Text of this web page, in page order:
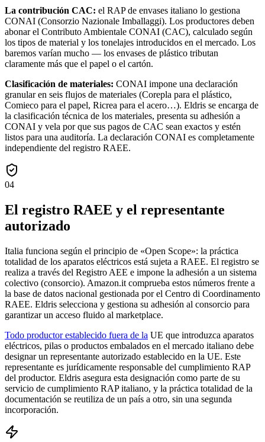
La contribución CAC: el RAP de envases italiano lo gestiona
CONAI (Consorzio Nazionale Imballaggi). Los productores deben
abonar el Contributo Ambientale CONAI (CAC), calculado según
los tipos de material y los tonelajes introducidos en el mercado. Los
baremos varían mucho — los envases de plástico tributan
claramente más que el papel o el cartón.
Clasificación de materiales: CONAI impone una declaración
granular en seis flujos de materiales (Corepla para el plástico,
Comieco para el papel, Ricrea para el acero…). Eldris se encarga de
la clasificación técnica de los materiales, presenta su adhesión a
CONAI y vela por que sus pagos de CAC sean exactos y estén
listos para una auditoría. La declaración CONAI es completamente
independiente del registro RAEE.
04
El registro RAEE y el representante
autorizado
Italia funciona según el principio de «Open Scope»: la práctica
totalidad de los aparatos eléctricos está sujeta a RAEE. El registro se
realiza a través del Registro AEE e impone la adhesión a un sistema
colectivo (consorcio). Amazon.it comprueba estos números frente a
la base de datos nacional gestionada por el Centro di Coordinamento
RAEE. Eldris selecciona y gestiona su adhesión al consorcio para
garantizar un acceso fluido al marketplace.
Todo productor establecido fuera de la UE que introduzca aparatos
eléctricos, pilas o productos embalados en el mercado italiano debe
designar un representante autorizado establecido en la UE. Este
representante es jurídicamente responsable del cumplimiento RAP
del productor. Eldris asegura esta designación como parte de su
servicio de cumplimiento RAP italiano, y la práctica totalidad de la
documentación se reutiliza de un país a otro, sin una segunda
incorporación.